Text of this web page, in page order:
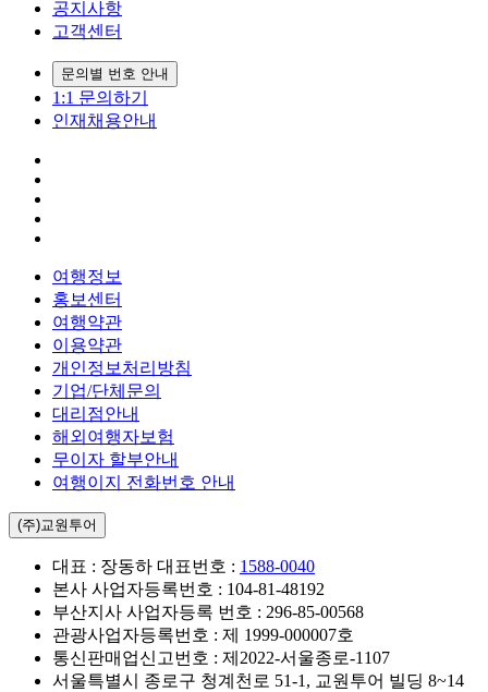
공지사항
고객센터
문의별 번호 안내
1:1 문의하기
인재채용안내
여행정보
홍보센터
여행약관
이용약관
개인정보처리방침
기업/단체문의
대리점안내
해외여행자보험
무이자 할부안내
여행이지 전화번호 안내
(주)교원투어
대표 : 장동하 대표번호 : 1588-0040
본사 사업자등록번호 : 104-81-48192
부산지사 사업자등록 번호 : 296-85-00568
관광사업자등록번호 : 제 1999-000007호
통신판매업신고번호 : 제2022-서울종로-1107
서울특별시 종로구 청계천로 51-1, 교원투어 빌딩 8~14